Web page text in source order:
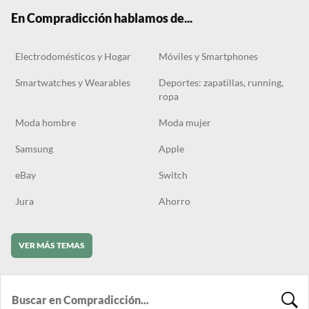
En Compradicción hablamos de...
Electrodomésticos y Hogar Móviles y Smartphones
Smartwatches y Wearables
Deportes: zapatillas, running,
ropa
Moda hombre Moda mujer
Samsung Apple
eBay Switch
Jura Ahorro
VER MÁS TEMAS